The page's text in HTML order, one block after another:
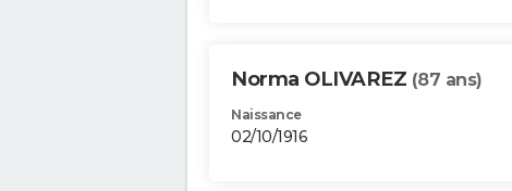
Norma OLIVAREZ (87 ans)
Naissance
02/10/1916